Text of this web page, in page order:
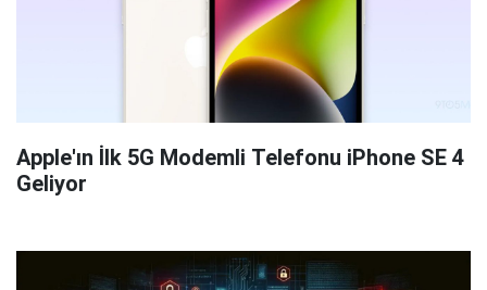
Apple'ın İlk 5G Modemli Telefonu iPhone SE 4
Geliyor